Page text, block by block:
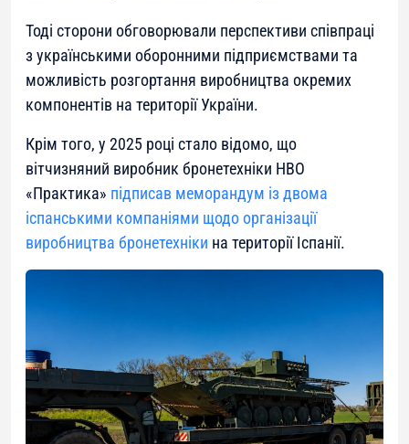
Тоді сторони обговорювали перспективи співпраці
з українськими оборонними підприємствами та
можливість розгортання виробництва окремих
компонентів на території України.
Крім того, у 2025 році стало відомо, що
вітчизняний виробник бронетехніки НВО
«Практика» підписав меморандум із двома
іспанськими компаніями щодо організації
виробництва бронетехніки на території Іспанії.